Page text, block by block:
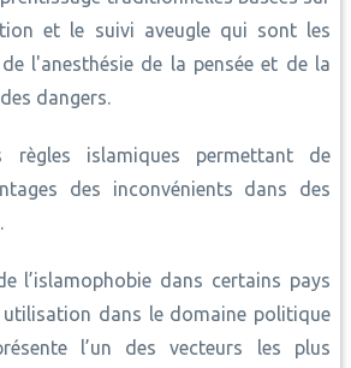
et le suivi aveugle qui sont les
l'anesthésie de la pensée et de la
dangers.
règles islamiques permettant de
des inconvénients dans des
l’islamophobie dans certains pays
dans le domaine politique
l’un des vecteurs les plus